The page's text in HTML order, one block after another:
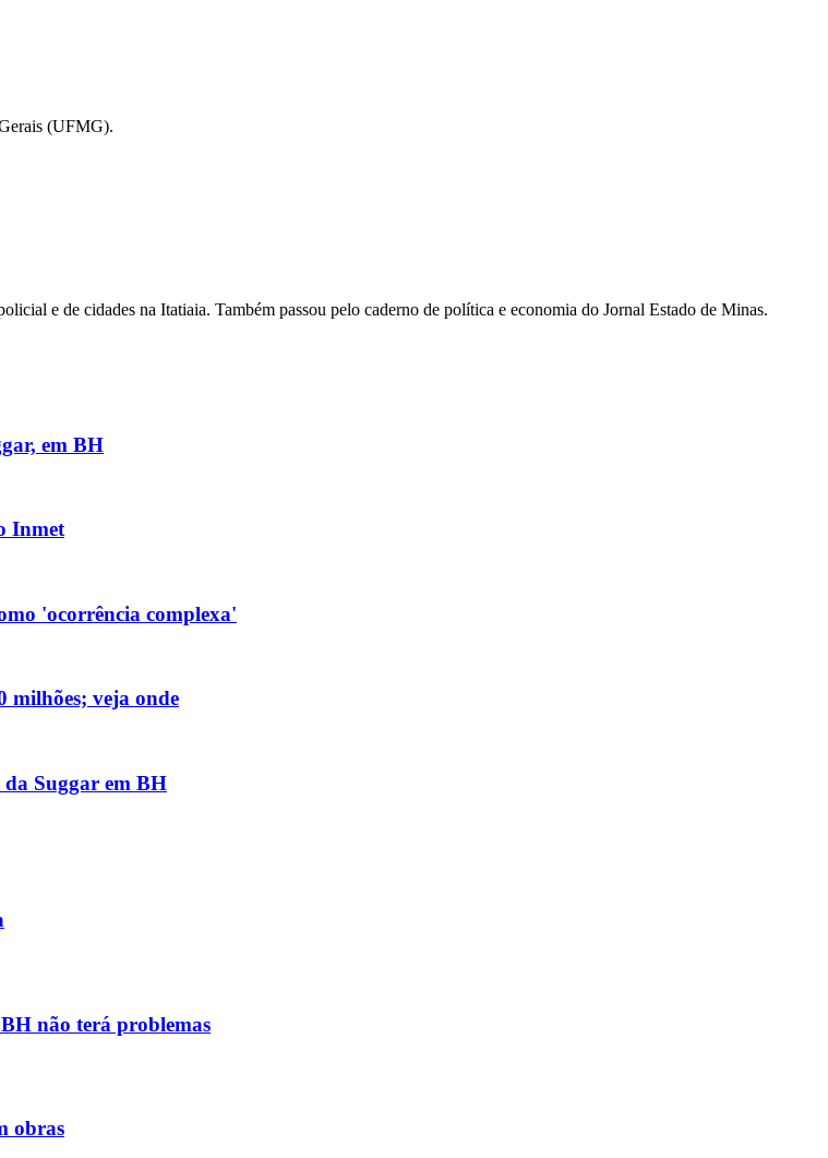
(UFMG).
e de cidades na Itatiaia. Também passou pelo caderno de política e economia do Jornal Estado de Minas.
em BH
Inmet
'ocorrência complexa'
milhões; veja onde
da Suggar em BH
não terá problemas
obras